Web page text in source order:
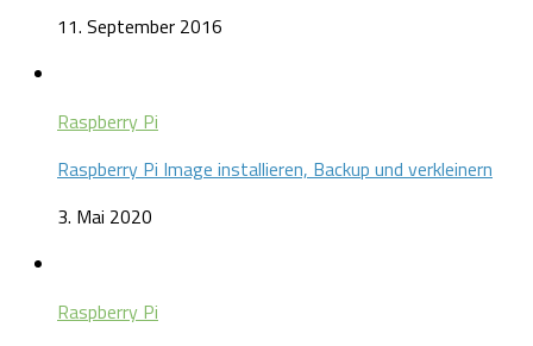
11. September 2016
Raspberry Pi
Raspberry Pi Image installieren, Backup und verkleinern
3. Mai 2020
Raspberry Pi